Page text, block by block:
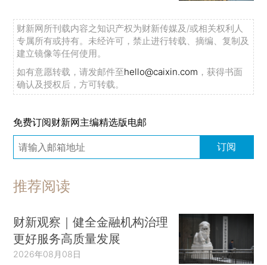
财新网所刊载内容之知识产权为财新传媒及/或相关权利人
专属所有或持有。未经许可，禁止进行转载、摘编、复制及
建立镜像等任何使用。
如有意愿转载，请发邮件至hello@caixin.com ，获得书面
确认及授权后，方可转载。
免费订阅财新网主编精选版电邮
订阅
推荐阅读
财新观察｜健全金融机构治理
更好服务高质量发展
2026年08月08日